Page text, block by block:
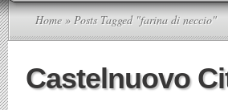
Home » Posts Tagged "farina di neccio"
Castelnuovo